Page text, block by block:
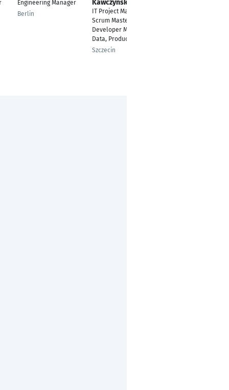
Engineering Manager
Berlin
Kawczynski
IT Project Manager,
Scrum Master, Python
Developer ML & Big
Data, Product Owner
Szczecin